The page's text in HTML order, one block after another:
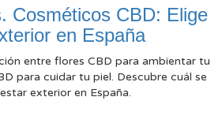
Cosméticos CBD: Elige
en España
entre flores CBD para ambientar tu
para cuidar tu piel. Descubre cuál se
exterior en España.